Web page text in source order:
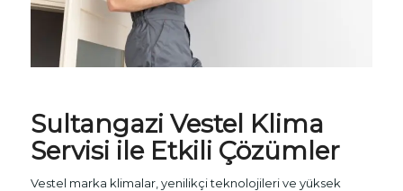
Sultangazi Vestel Klima
Servisi ile Etkili Çözümler
Vestel marka klimalar, yenilikçi teknolojileri ve yüksek